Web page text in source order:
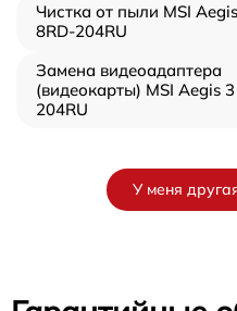
Чистка от пыли MSI
8RD-204RU
Замена видеоадаптера
(видеокарты) MSI Aegis
204RU
У меня